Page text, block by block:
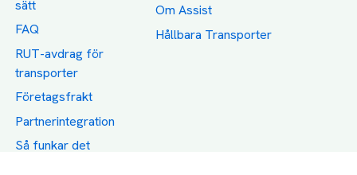
sätt
FAQ
RUT-avdrag för
transporter
Företagsfrakt
Partnerintegration
Så funkar det
Om Assist
Hållbara Transporter